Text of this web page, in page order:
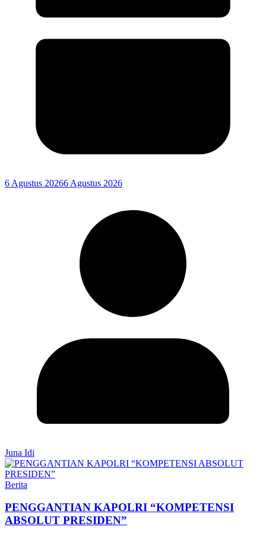
6 Agustus 20266 Agustus 2026
Juna Idi
Berita
PENGGANTIAN KAPOLRI “KOMPETENSI
ABSOLUT PRESIDEN”